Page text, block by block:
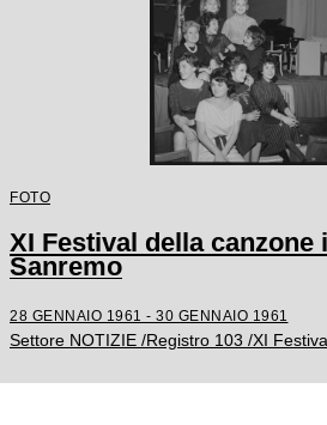
FOTO
XI Festival della canzone
Sanremo
28 GENNAIO 1961 - 30 GENNAIO 1961
Settore NOTIZIE /Registro 103 /XI